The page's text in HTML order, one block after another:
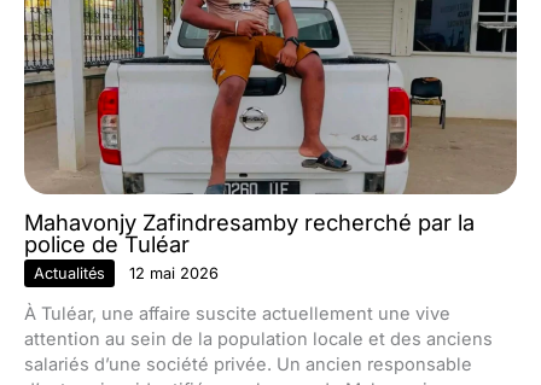
Mahavonjy Zafindresamby recherché par la
police de Tuléar
Actualités 12 mai 2026
À Tuléar, une affaire suscite actuellement une vive
attention au sein de la population locale et des anciens
salariés d’une société privée. Un ancien responsable